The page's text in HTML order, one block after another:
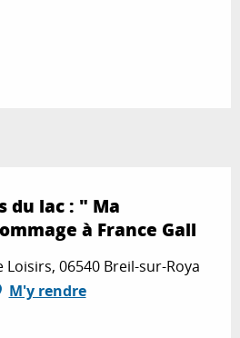
du lac : " Ma
à France Gall
Loisirs, 06540 Breil-sur-Roya
M'y rendre